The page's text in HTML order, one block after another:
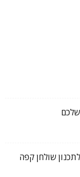
שולחן קפה